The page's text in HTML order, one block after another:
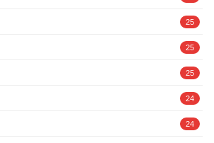
25
25
25
24
24